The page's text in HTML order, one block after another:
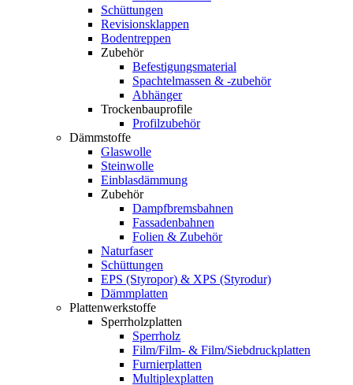
Schüttungen
Revisionsklappen
Bodentreppen
Zubehör
Befestigungsmaterial
Spachtelmassen & -zubehör
Abhänger
Trockenbauprofile
Profilzubehör
Dämmstoffe
Glaswolle
Steinwolle
Einblasdämmung
Zubehör
Dampfbremsbahnen
Fassadenbahnen
Folien & Zubehör
Naturfaser
Schüttungen
EPS (Styropor) & XPS (Styrodur)
Dämmplatten
Plattenwerkstoffe
Sperrholzplatten
Sperrholz
Film/Film- & Film/Siebdruckplatten
Furnierplatten
Multiplexplatten